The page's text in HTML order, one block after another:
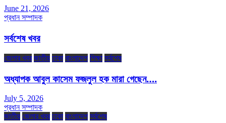
June 21, 2026
প্রধান সম্পাদক
সর্বশেষ খবর
জেলার খবর জাতীয় ঢাকা বাংলাদেশ শিক্ষা সর্বশেষ
অধ্যাপক আবুল কাসেম ফজলুল হক মারা গেছেন….
July 5, 2026
প্রধান সম্পাদক
জাতীয় জেলার খবর ঢাকা বাংলাদেশ সর্বশেষ